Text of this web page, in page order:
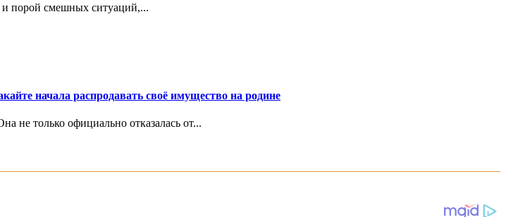
порой смешных ситуаций,...
начала распродавать своё имущество на родине
не только официально отказалась от...